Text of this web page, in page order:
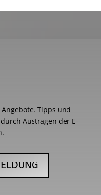
Tipps und
Austragen der E-